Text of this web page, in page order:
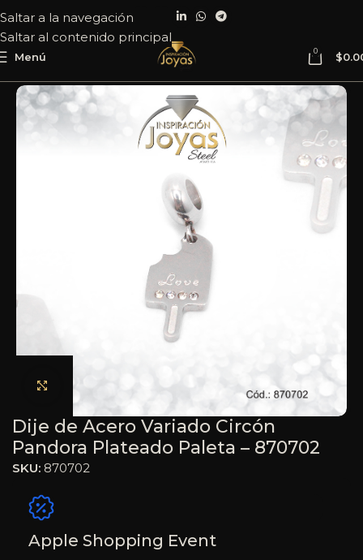
Saltar a la navegación
Saltar al contenido principal
Menú 0 $
Haga clic para ampliar
Dije de Acero Variado Circón
Pandora Plateado Paleta – 870702
SKU: 870702
Apple Shopping Event